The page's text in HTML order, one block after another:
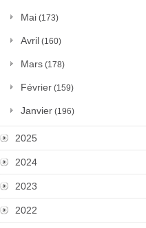
Mai (173)
Avril (160)
Mars (178)
Février (159)
Janvier (196)
2025
2024
2023
2022